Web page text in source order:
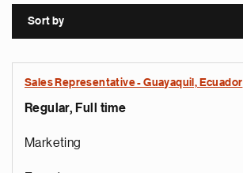
Sort by
Sales Representative - Guayaquil, Ecuador
Regular, Full time
Marketing